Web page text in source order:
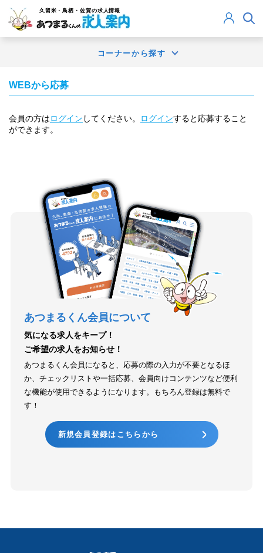
久留米・鳥栖・佐賀の求人情報
コーナーから探す
WEBから応募
会員の方はログイン してください。 ログインすると応募すること
ができます。
あつまるくん会員について
気になる求人をキープ！
ご希望の求人をお知らせ！
あつまるくん会員になると、応募の際の入力が不要となるほ
か、チェックリストや一括応募、会員向けコンテンツなど便利
な機能が使用できるようになります。もちろん登録は無料で
す！
新規会員登録はこちらから